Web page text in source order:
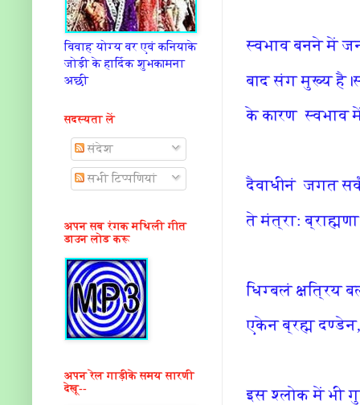
स्वभाव बनने में
बाद संग मुख्य
के कारण स्वभाव
दैवाधीनं जगत
ते मंत्रा:
धिग्बलं क्षत्रिय
एकेन ब्रह्म
इस श्लोक में भी
विवाह योग्य वर एवं कनियाके
जोड़ी के हार्दिक शुभकामना
अछी
सदस्यता लें
संदेश
सभी टिप्पणियां
अपन सब रंगक मथिली गीत
डाउन लोड करू
अपन रेल गाड़ीके समय सारणी
देखू--